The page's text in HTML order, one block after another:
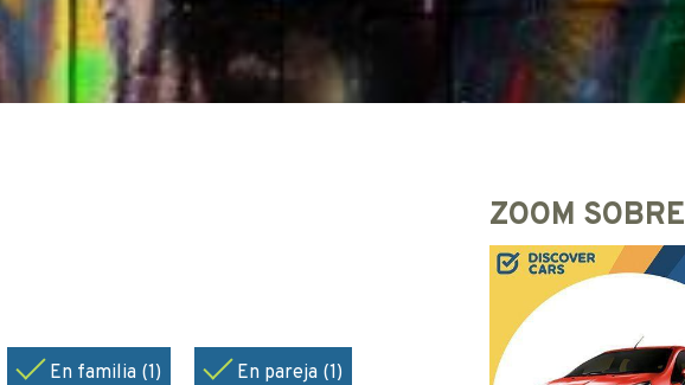
En familia (1) En pareja (1)
ZOOM SOBRE